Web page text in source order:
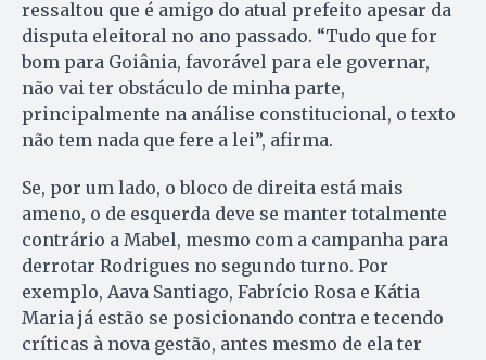
ressaltou que é amigo do atual prefeito apesar da
disputa eleitoral no ano passado. “Tudo que for
bom para Goiânia, favorável para ele governar,
não vai ter obstáculo de minha parte,
principalmente na análise constitucional, o texto
não tem nada que fere a lei”, afirma.
Se, por um lado, o bloco de direita está mais
ameno, o de esquerda deve se manter totalmente
contrário a Mabel, mesmo com a campanha para
derrotar Rodrigues no segundo turno. Por
exemplo, Aava Santiago, Fabrício Rosa e Kátia
Maria já estão se posicionando contra e tecendo
críticas à nova gestão, antes mesmo de ela ter